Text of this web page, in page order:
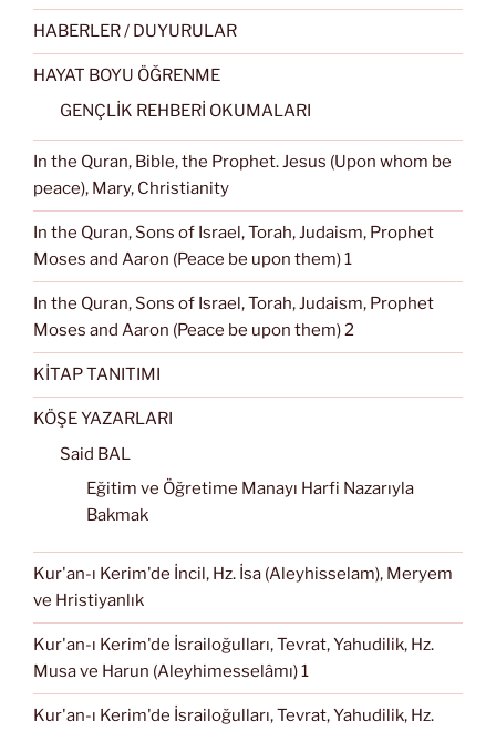
HABERLER / DUYURULAR
HAYAT BOYU ÖĞRENME
GENÇLİK REHBERİ OKUMALARI
In the Quran, Bible, the Prophet. Jesus (Upon whom be
peace), Mary, Christianity
In the Quran, Sons of Israel, Torah, Judaism, Prophet
Moses and Aaron (Peace be upon them) 1
In the Quran, Sons of Israel, Torah, Judaism, Prophet
Moses and Aaron (Peace be upon them) 2
KİTAP TANITIMI
KÖŞE YAZARLARI
Said BAL
Eğitim ve Öğretime Manayı Harfi Nazarıyla
Bakmak
Kur'an-ı Kerim'de İncil, Hz. İsa (Aleyhisselam), Meryem
ve Hristiyanlık
Kur'an-ı Kerim'de İsrailoğulları, Tevrat, Yahudilik, Hz.
Musa ve Harun (Aleyhimesselâmı) 1
Kur'an-ı Kerim'de İsrailoğulları, Tevrat, Yahudilik, Hz.